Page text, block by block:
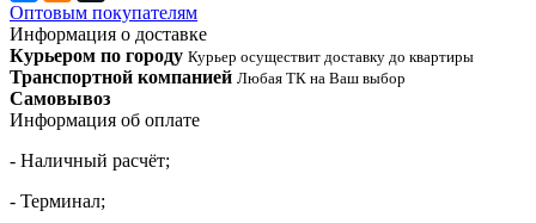
Оптовым покупателям
Информация о доставке
Курьером по городу Курьер осуществит доставку до квартиры
Транспортной компанией Любая ТК на Ваш выбор
Самовывоз
Информация об оплате
- Наличный расчёт;
- Терминал;